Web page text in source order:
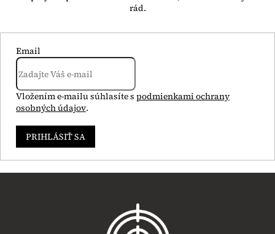
Email
Vložením e-mailu súhlasíte s podmienkami ochrany
osobných údajov.
PRIHLÁSIŤ SA